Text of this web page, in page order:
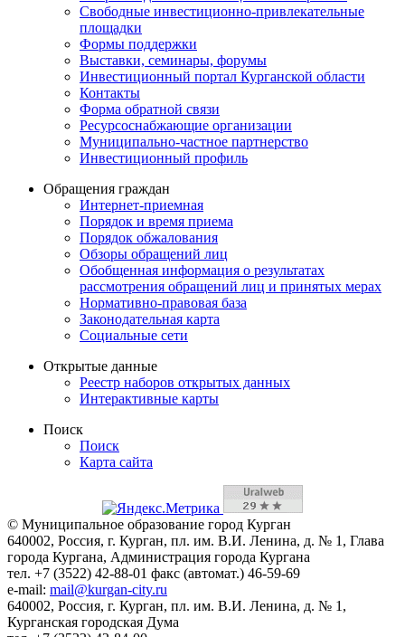
Свободные инвестиционно-привлекательные
площадки
Формы поддержки
Выставки, семинары, форумы
Инвестиционный портал Курганской области
Контакты
Форма обратной связи
Ресурсоснабжающие организации
Муниципально-частное партнерство
Инвестиционный профиль
Обращения граждан
Интернет-приемная
Порядок и время приема
Порядок обжалования
Обзоры обращений лиц
Обобщенная информация о результатах
рассмотрения обращений лиц и принятых мерах
Нормативно-правовая база
Законодательная карта
Социальные сети
Открытые данные
Реестр наборов открытых данных
Интерактивные карты
Поиск
Поиск
Карта сайта
© Муниципальное образование город Курган
640002, Россия, г. Курган, пл. им. В.И. Ленина, д. № 1, Глава
города Кургана, Администрация города Кургана
тел. +7 (3522) 42-88-01 факс (автомат.) 46-59-69
e-mail: mail@kurgan-city.ru
640002, Россия, г. Курган, пл. им. В.И. Ленина, д. № 1,
Курганская городская Дума